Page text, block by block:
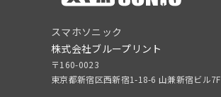
スマホソニック
株式会社ブループリント
〒160-0023
東京都新宿区西新宿1-18-6 山兼新宿ビル7F